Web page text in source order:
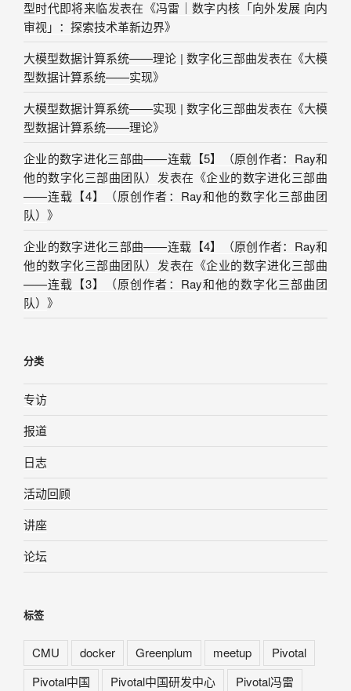
型时代即将来临发表在《冯雷｜数字内核「向外发展 向内
审视」：探索技术革新边界》
大模型数据计算系统——理论 | 数字化三部曲发表在《大模
型数据计算系统——实现》
大模型数据计算系统——实现 | 数字化三部曲发表在《大模
型数据计算系统——理论》
企业的数字进化三部曲——连载【5】（原创作者：Ray和
他的数字化三部曲团队） 发表在《企业的数字进化三部曲
——连载【4】（原创作者：Ray和他的数字化三部曲团
队） 》
企业的数字进化三部曲——连载【4】（原创作者：Ray和
他的数字化三部曲团队） 发表在《企业的数字进化三部曲
——连载【3】（原创作者：Ray和他的数字化三部曲团
队） 》
分类
专访
报道
日志
活动回顾
讲座
论坛
标签
CMU docker Greenplum meetup
Pivotal
Pivotal中国
Pivotal中国研发中心
Pivotal冯雷